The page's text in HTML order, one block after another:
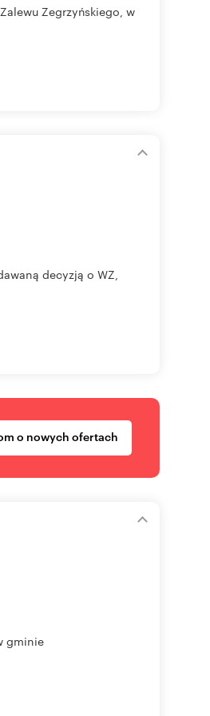
Zegrzyńskiego, w
decyzją o WZ,
o nowych ofertach
gminie